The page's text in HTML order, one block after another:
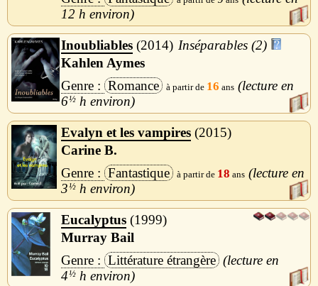
12 h
Inoubliables 2014
Inséparables (2)
Kahlen Aymes
Romance
16
6½ h
Evalyn et les vampires 2015
Carine B.
Fantastique
18
3½ h
Eucalyptus 1999
Murray Bail
Littérature étrangère
4½ h